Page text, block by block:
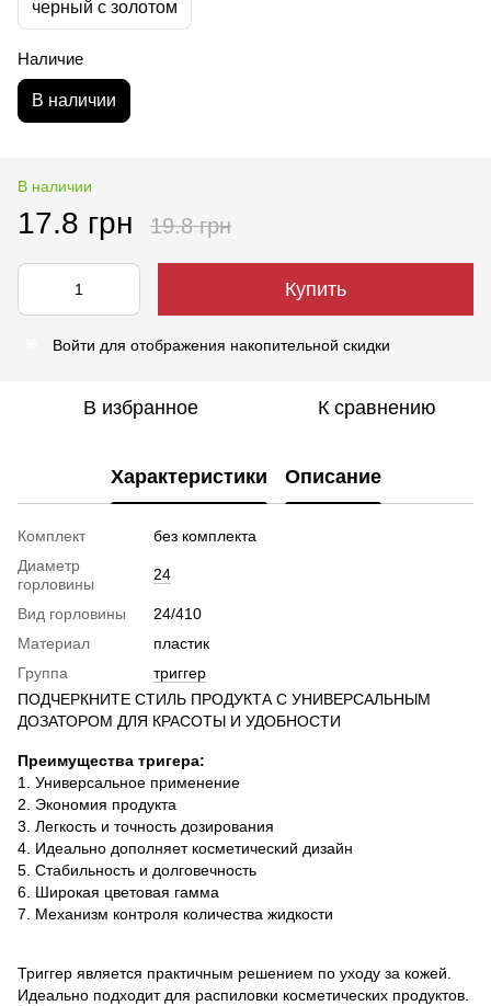
черный с золотом
Наличие
В наличии
В наличии
17.8 грн 19.8 грн
Купить
Войти для отображения накопительной скидки
В избранное К сравнению
Характеристики Описание
Комплект
без комплекта
Диаметр
горловины
24
Вид горловины
24/410
Материал
пластик
Группа
триггер
ПОДЧЕРКНИТЕ СТИЛЬ ПРОДУКТА С УНИВЕРСАЛЬНЫМ
ДОЗАТОРОМ ДЛЯ КРАСОТЫ И УДОБНОСТИ
Преимущества тригера:
1. Универсальное применение
2. Экономия продукта
3. Легкость и точность дозирования
4. Идеально дополняет косметический дизайн
5. Стабильность и долговечность
6. Широкая цветовая гамма
7. Механизм контроля количества жидкости
Триггер является практичным решением по уходу за кожей.
Идеально подходит для распиловки косметических продуктов.